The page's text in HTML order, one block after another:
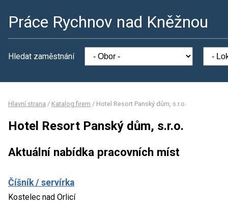
Práce Rychnov nad Kněžnou
Hledat zaměstnání
Hlavní strana / Katalog firem / Hotel Resort Panský dům, s.r.o.
Hotel Resort Panský dům, s.r.o.
Aktuální nabídka pracovních míst
Číšník / servírka
Kostelec nad Orlicí